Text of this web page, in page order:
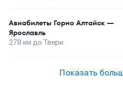
Авиабилеты Горно Алтайск —
Ярославль
278 км до Твери
Показать